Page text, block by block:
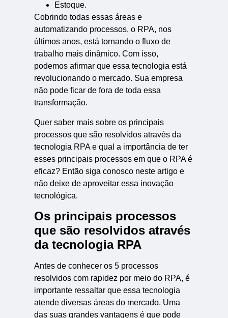
Estoque.
Cobrindo todas essas áreas e
automatizando processos, o RPA, nos
últimos anos, está tornando o fluxo de
trabalho mais dinâmico. Com isso,
podemos afirmar que essa tecnologia está
revolucionando o mercado. Sua empresa
não pode ficar de fora de toda essa
transformação.
Quer saber mais sobre os principais
processos que são resolvidos através da
tecnologia RPA e qual a importância de ter
esses principais processos em que o RPA é
eficaz? Então siga conosco neste artigo e
não deixe de aproveitar essa inovação
tecnológica.
Os principais processos
que são resolvidos através
da tecnologia RPA
Antes de conhecer os 5 processos
resolvidos com rapidez por meio do RPA, é
importante ressaltar que essa tecnologia
atende diversas áreas do mercado. Uma
das suas grandes vantagens é que pode